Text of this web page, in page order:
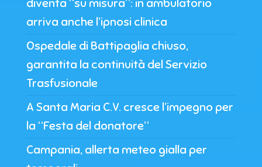
diventa “su misura”: in ambulatorio
arriva anche l’ipnosi clinica
Ospedale di Battipaglia chiuso,
garantita la continuità del Servizio
Trasfusionale
A Santa Maria C.V. cresce l’impegno per
la “Festa del donatore”
Campania, allerta meteo gialla per